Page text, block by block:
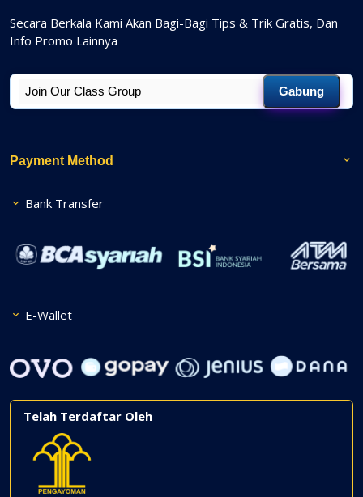
Secara Berkala Kami Akan Bagi-Bagi Tips & Trik Gratis, Dan
Info Promo Lainnya
Gabung
Payment Method
Bank Transfer
E-Wallet
Telah Terdaftar Oleh